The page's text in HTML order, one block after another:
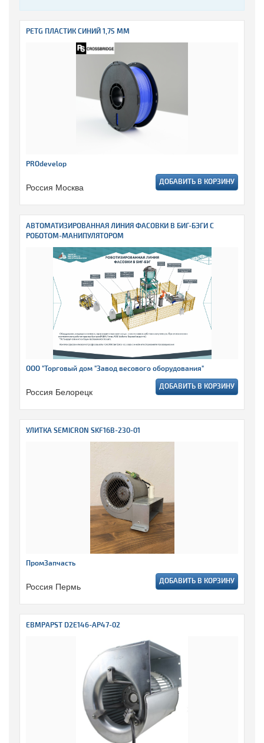
PETG ПЛАСТИК СИНИЙ 1,75 ММ
PROdevelop
Россия Москва ДОБАВИТЬ В КОРЗИНУ
АВТОМАТИЗИРОВАННАЯ ЛИНИЯ ФАСОВКИ В БИГ-БЭГИ С
РОБОТОМ-МАНИПУЛЯТОРОМ
ООО "Торговый дом "Завод весового оборудования"
Россия Белорецк ДОБАВИТЬ В КОРЗИНУ
УЛИТКА SEMICRON SKF16B-230-01
ПромЗапчасть
Россия Пермь ДОБАВИТЬ В КОРЗИНУ
EBMPAPST D2E146-AP47-02